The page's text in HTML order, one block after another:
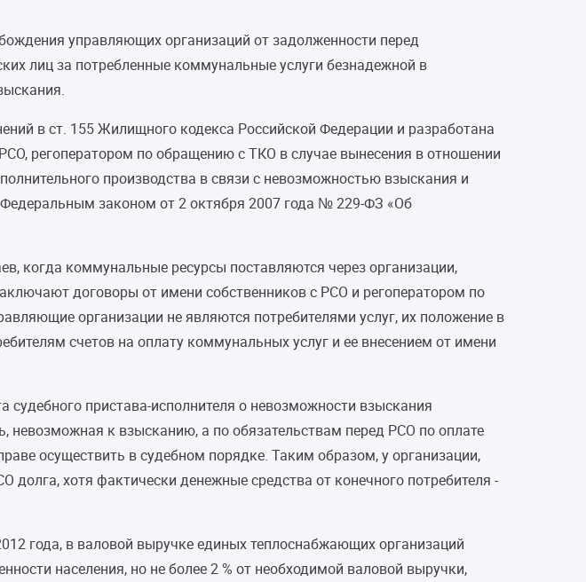
управляющих организаций от задолженности перед
лиц за потребленные коммунальные услуги безнадежной в
в ст. 155 Жилищного кодекса Российской Федерации и разработана
регоператором по обращению с ТКО в случае вынесения в отношении
производства в связи с невозможностью взыскания и
законом от 2 октября 2007 года № 229-ФЗ «Об
когда коммунальные ресурсы поставляются через организации,
договоры от имени собственников с РСО и регоператором по
организации не являются потребителями услуг, их положение в
счетов на оплату коммунальных услуг и ее внесением от имени
пристава-исполнителя о невозможности взыскания
невозможная к взысканию, а по обязательствам перед РСО по оплате
осуществить в судебном порядке. Таким образом, у организации,
хотя фактически денежные средства от конечного потребителя -
года, в валовой выручке единых теплоснабжающих организаций
населения, но не более 2 % от необходимой валовой выручки,